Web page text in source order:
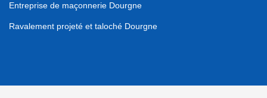
Entreprise de maçonnerie Dourgne
Ravalement projeté et taloché Dourgne